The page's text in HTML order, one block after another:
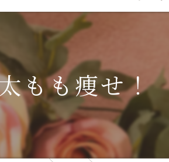
もも痩せ！